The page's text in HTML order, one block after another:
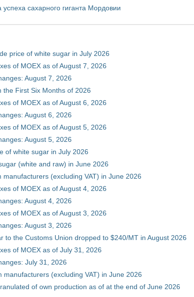
сахарного гиганта Мордовии
price of white sugar in July 2026
of MOEX as of August 7, 2026
August 7, 2026
the First Six Months of 2026
of MOEX as of August 6, 2026
August 6, 2026
of MOEX as of August 5, 2026
August 5, 2026
of white sugar in July 2026
(white and raw) in June 2026
(excluding VAT) in June 2026
of MOEX as of August 4, 2026
August 4, 2026
of MOEX as of August 3, 2026
August 3, 2026
to the Customs Union dropped to $240/MT in August 2026
of MOEX as of July 31, 2026
July 31, 2026
(excluding VAT) in June 2026
of own production as of at the end of June 2026